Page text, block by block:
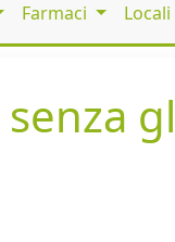
Farmaci